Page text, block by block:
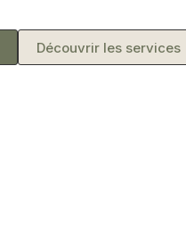
Découvrir les services